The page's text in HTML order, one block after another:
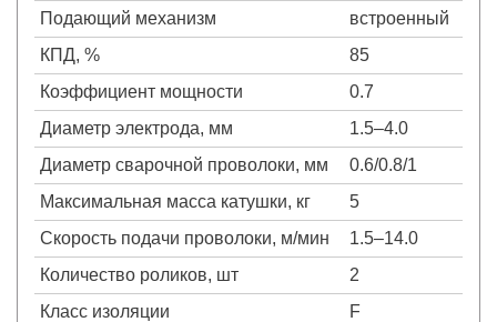
Подающий механизм
встроенный
КПД, %
85
Коэффициент мощности
0.7
Диаметр электрода, мм
1.5–4.0
Диаметр сварочной проволоки, мм
0.6/0.8/1
Максимальная масса катушки, кг
5
Скорость подачи проволоки, м/мин
1.5–14.0
Количество роликов, шт
2
Класс изоляции
F